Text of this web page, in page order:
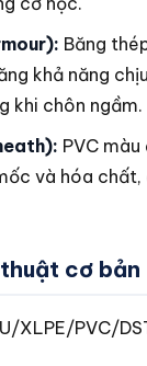
Băng
khả năng
khi chôn ngầm.
PVC
và hóa
cơ bản
XLPE/PVC/